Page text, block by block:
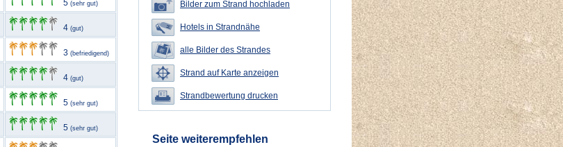
5 (sehr gut)
4 (gut)
3 (befriedigend)
4 (gut)
5 (sehr gut)
5 (sehr gut)
Bilder zum Strand hochladen
Hotels in Strandnähe
alle Bilder des Strandes
Strand auf Karte anzeigen
Strandbewertung drucken
Seite weiterempfehlen